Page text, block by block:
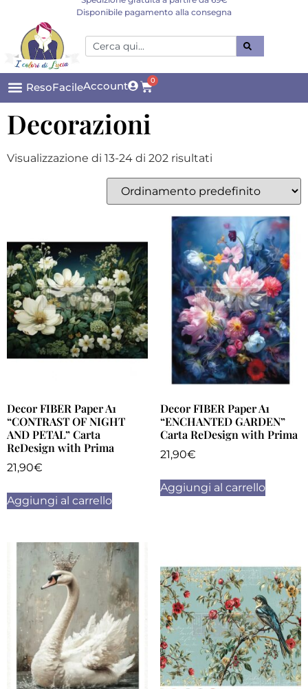
Disponibile pagamento alla consegna
ResoFacileAccount 0
Decorazioni
Visualizzazione di 13-24 di 202 risultati
Decor FIBER Paper A1
“CONTRAST OF NIGHT
AND PETAL” Carta
ReDesign with Prima
21,90€
Aggiungi al carrello
Decor FIBER Paper A1
“ENCHANTED GARDEN”
Carta ReDesign with Prima
21,90€
Aggiungi al carrello